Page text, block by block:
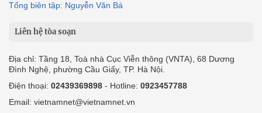
Tổng biên tập: Nguyễn Văn Bá
Liên hệ tòa soạn
Địa chỉ: Tầng 18, Toà nhà Cục Viễn thông (VNTA), 68 Dương
Đình Nghệ, phường Cầu Giấy, TP. Hà Nội.
Điện thoại: 02439369898 - Hotline: 0923457788
Email: vietnamnet@vietnamnet.vn